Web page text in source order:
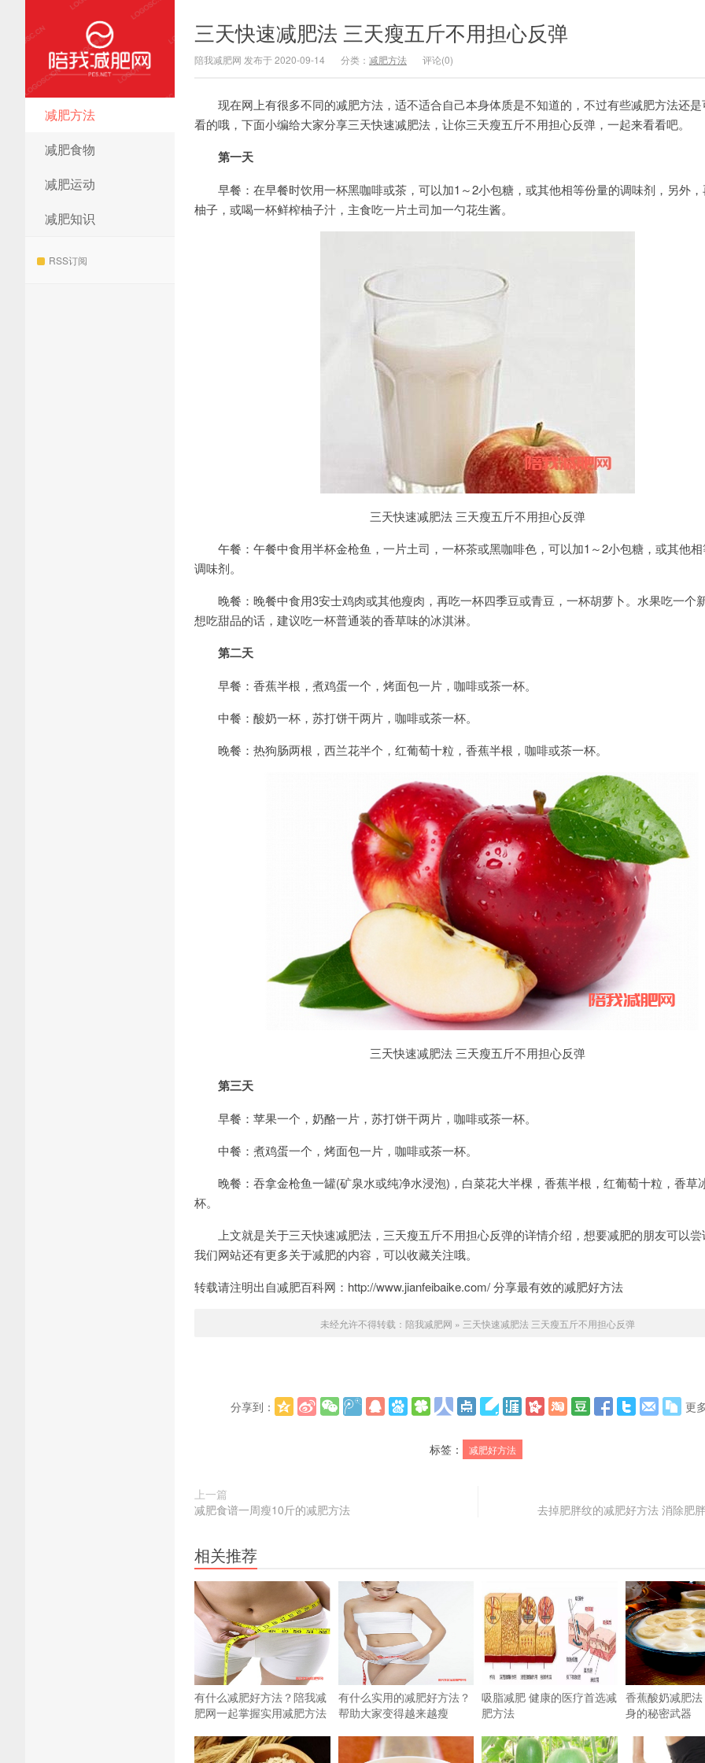
陪我减肥网
减肥方法
减肥食物
减肥运动
减肥知识
RSS订阅
三天快速减肥法 三天瘦五斤不用担心反弹
陪我减肥网 发布于 2020-09-14 分类： 减肥方法 评论(0)
现在网上有很多不同的减肥方法，适不适合自己本身体质是不知道的，不过有些减肥方法还是
看的哦，下面小编给大家分享三天快速减肥法，让你三天瘦五斤不用担心反弹，一起来看看吧。
第一天
早餐：在早餐时饮用一杯黑咖啡或茶，可以加1～2小包糖，或其他相等份量的调味剂，另外，
柚子，或喝一杯鲜榨柚子汁，主食吃一片土司加一勺花生酱。
三天快速减肥法 三天瘦五斤不用担心反弹
午餐：午餐中食用半杯金枪鱼，一片土司，一杯茶或黑咖啡色，可以加1～2小包糖，或其他相
调味剂。
晚餐：晚餐中食用3安士鸡肉或其他瘦肉，再吃一杯四季豆或青豆，一杯胡萝卜。水果吃一个
想吃甜品的话，建议吃一杯普通装的香草味的冰淇淋。
第二天
早餐：香蕉半根，煮鸡蛋一个，烤面包一片，咖啡或茶一杯。
中餐：酸奶一杯，苏打饼干两片，咖啡或茶一杯。
晚餐：热狗肠两根，西兰花半个，红葡萄十粒，香蕉半根，咖啡或茶一杯。
三天快速减肥法 三天瘦五斤不用担心反弹
第三天
早餐：苹果一个，奶酪一片，苏打饼干两片，咖啡或茶一杯。
中餐：煮鸡蛋一个，烤面包一片，咖啡或茶一杯。
晚餐：吞拿金枪鱼一罐(矿泉水或纯净水浸泡)，白菜花大半棵，香蕉半根，红葡萄十粒，香草
杯。
上文就是关于三天快速减肥法，三天瘦五斤不用担心反弹的详情介绍，想要减肥的朋友可以尝
我们网站还有更多关于减肥的内容，可以收藏关注哦。
转载请注明出自减肥百科网：http://www.jianfeibaike.com/ 分享最有效的减肥好方法
未经允许不得转载： 陪我减肥网 » 三天快速减肥法 三天瘦五斤不用担心反弹
分享到： 更
标签： 减肥好方法
上一篇
减肥食谱一周瘦10斤的减肥方法
去掉肥胖纹的减肥好方法 消除肥
相关推荐
有什么减肥好方法？陪我减
肥网一起掌握实用减肥方法
有什么实用的减肥好方法？
帮助大家变得越来越瘦
吸脂减肥 健康的医疗首选减
肥方法
香蕉酸奶减肥
身的秘密武器